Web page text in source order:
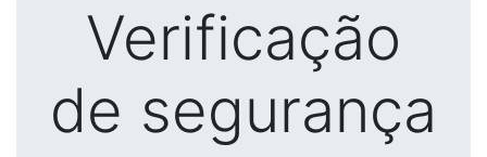
Verificação
de segurança